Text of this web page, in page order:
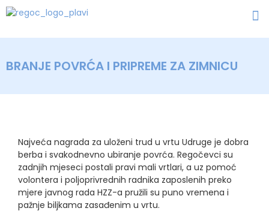
BRANJE POVRĆA I PRIPREME ZA ZIMNICU
Najveća nagrada za uloženi trud u vrtu Udruge je dobra
berba i svakodnevno ubiranje povrća. Regočevci su
zadnjih mjeseci postali pravi mali vrtlari, a uz pomoć
volontera i poljoprivrednih radnika zaposlenih preko
mjere javnog rada HZZ-a pružili su puno vremena i
pažnje biljkama zasađenim u vrtu.